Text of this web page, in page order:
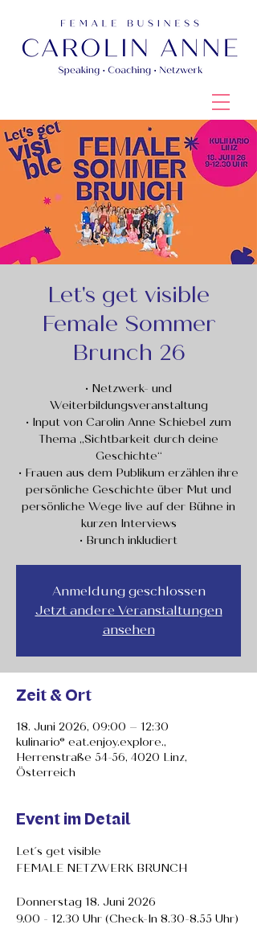
Let's get visible
Female Sommer
Brunch 26
• Netzwerk- und
Weiterbildungsveranstaltung
• Input von Carolin Anne Schiebel zum
Thema „Sichtbarkeit durch deine
Geschichte“
• Frauen aus dem Publikum erzählen ihre
persönliche Geschichte über Mut und
persönliche Wege live auf der Bühne in
kurzen Interviews
• Brunch inkludiert
Anmeldung geschlossen
Jetzt andere Veranstaltungen
ansehen
Zeit & Ort
18. Juni 2026, 09:00 – 12:30
kulinario® eat.enjoy.explore.,
Herrenstraße 54-56, 4020 Linz,
Österreich
Event im Detail
Let´s get visible
FEMALE NETZWERK BRUNCH
Donnerstag 18. Juni 2026
9.00 - 12.30 Uhr (Check-In 8.30-8.55 Uhr)